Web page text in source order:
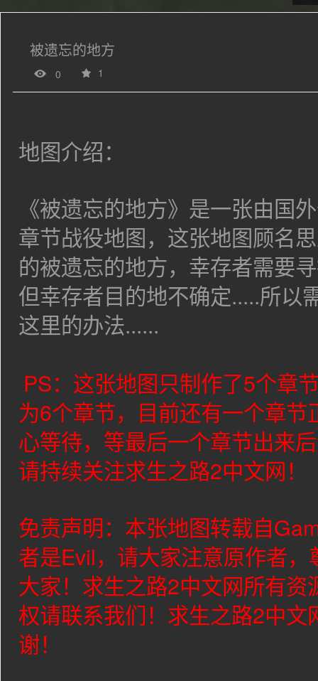
被遗忘的地方
0 1
地图介绍：
《被遗忘的地方》是一张由国外
章节战役地图，这张地图顾名
的被遗忘的地方，幸存者需要
但幸存者目的地不确定.....所以
这里的办法......
PS：这张地图只制作了5个章
为6个章节，目前还有一个章
心等待，等最后一个章节出来
请持续关注求生之路2中文网！
免责声明：本张地图转载自
者是Evil，请大家注意原作者
大家！求生之路2中文网所有
权请联系我们！求生之路2中
谢！